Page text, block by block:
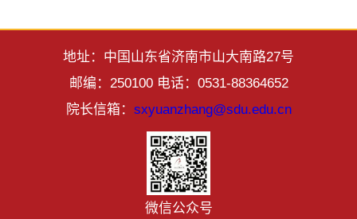
地址：中国山东省济南市山大南路27号
邮编：250100 电话：0531-88364652
院长信箱： sxyuanzhang@sdu.edu.cn
微信公众号